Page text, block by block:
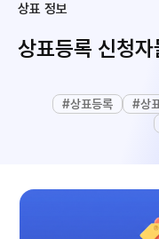
상표 정보
상표등록 신청
#상표등록 #상